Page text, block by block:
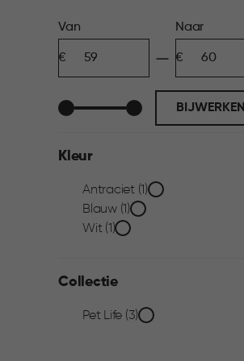
Prijs
filter
Van
Naar
BIJWERKEN
Kleur
Kleur
filter
Antraciet (1)
Blauw (1)
Wit (1)
Collectie
Collectie
Pet Life (3)